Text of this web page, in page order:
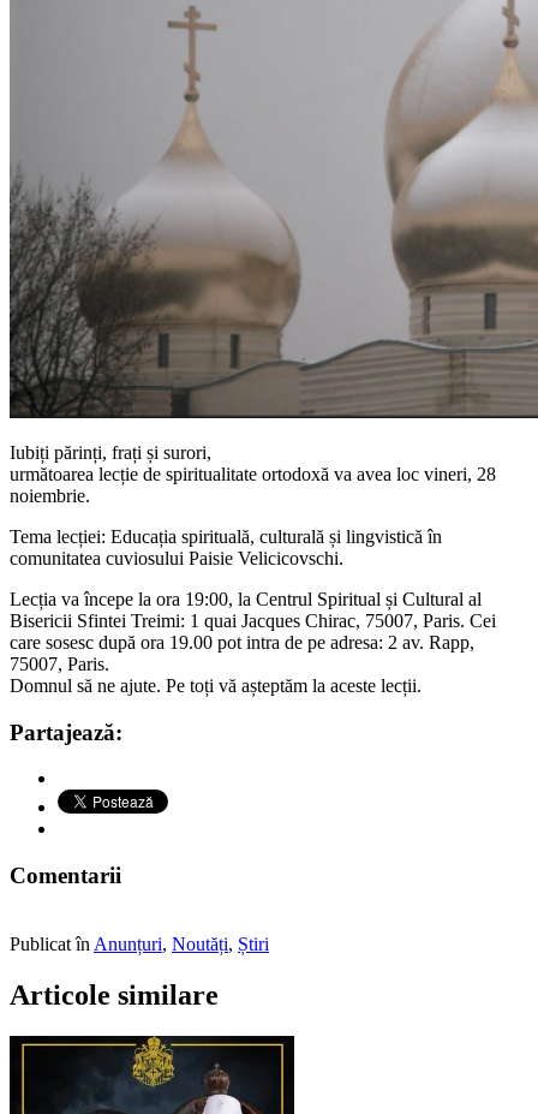
Iubiți părinți, frați și surori,
următoarea lecție de spiritualitate ortodoxă va avea loc vineri, 28
noiembrie.
Tema lecției: Educația spirituală, culturală și lingvistică în
comunitatea cuviosului Paisie Velicicovschi.
Lecția va începe la ora 19:00, la Centrul Spiritual și Cultural al
Bisericii Sfintei Treimi: 1 quai Jacques Chirac, 75007, Paris. Cei
care sosesc după ora 19.00 pot intra de pe adresa: 2 av. Rapp,
75007, Paris.
Domnul să ne ajute. Pe toți vă așteptăm la aceste lecții.
Partajează:
Comentarii
Publicat în Anunțuri, Noutăți, Știri
Articole similare